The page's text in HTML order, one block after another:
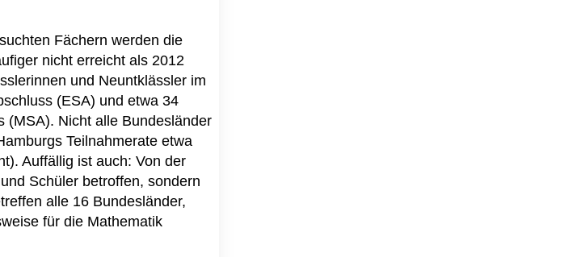
Fächern werden die
nicht erreicht als 2012
und Neuntklässler im
(ESA) und etwa 34
(MSA). Nicht alle Bundesländer
Teilnahmerate etwa
Auffällig ist auch: Von der
Schüler betroffen, sondern
alle 16 Bundesländer,
für die Mathematik